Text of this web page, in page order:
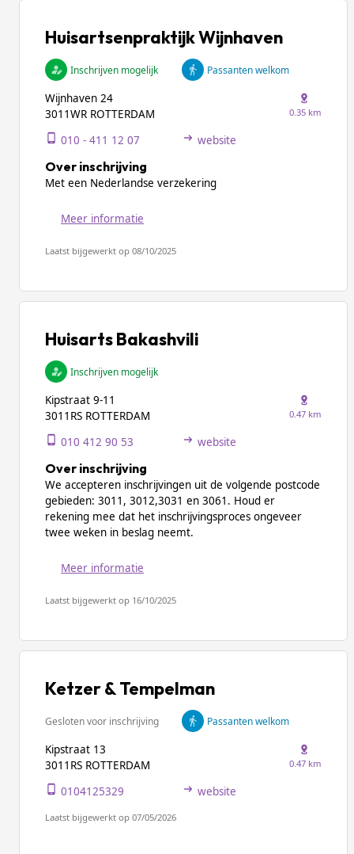
Huisartsenpraktijk Wijnhaven
Inschrijven mogelijk Passanten welkom
Wijnhaven 24
3011WR ROTTERDAM
0.35 km
010 - 411 12 07 website
Over inschrijving
Met een Nederlandse verzekering
Meer informatie
Laatst bijgewerkt op 08/10/2025
Huisarts Bakashvili
Inschrijven mogelijk
Kipstraat 9-11
3011RS ROTTERDAM
0.47 km
010 412 90 53 website
Over inschrijving
We accepteren inschrijvingen uit de volgende postcode
gebieden: 3011, 3012,3031 en 3061. Houd er
rekening mee dat het inschrijvingsproces ongeveer
twee weken in beslag neemt.
Meer informatie
Laatst bijgewerkt op 16/10/2025
Ketzer & Tempelman
Gesloten voor inschrijving Passanten welkom
Kipstraat 13
3011RS ROTTERDAM
0.47 km
0104125329 website
Laatst bijgewerkt op 07/05/2026